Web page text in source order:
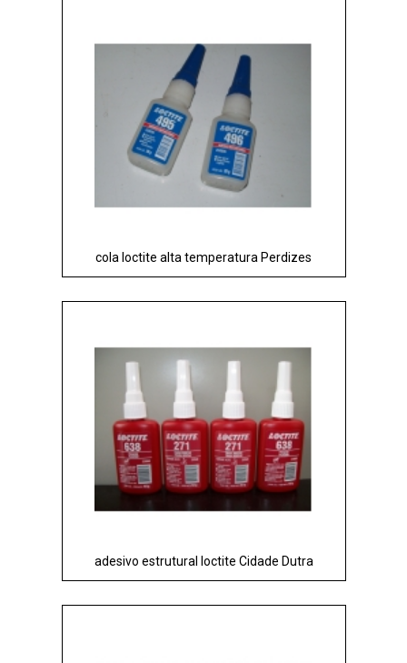
cola loctite alta temperatura Perdizes
adesivo estrutural loctite Cidade Dutra